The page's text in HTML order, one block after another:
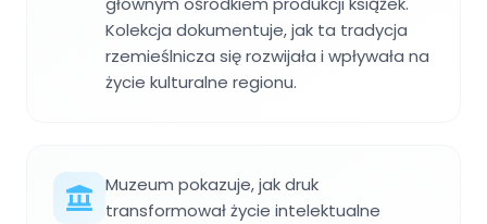
Kolekcja dokumentuje, jak ta tradycja
rzemieślnicza się rozwijała i wpływała na
życie kulturalne regionu.
Muzeum pokazuje, jak druk
transformował życie intelektualne